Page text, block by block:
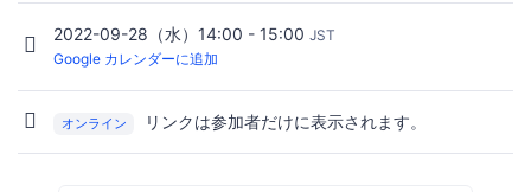
2022-09-28（水）14:00 - 15:00 JST
Google カレンダーに追加
オンライン リンクは参加者だけに表示されます。